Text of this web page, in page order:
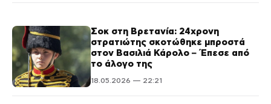
Σοκ στη Βρετανία: 24χρονη
στρατιώτης σκοτώθηκε μπροστά
στον Βασιλιά Κάρολο – Έπεσε από
το άλογο της
18.05.2026 — 22:21